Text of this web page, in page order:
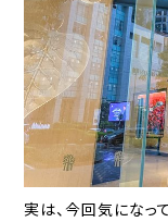
実は、今回気になっ